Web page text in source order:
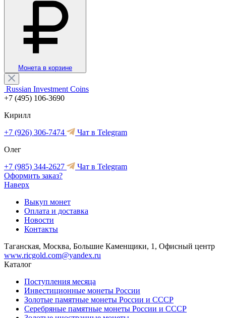
Монета в корзине
Russian Investment Coins
+7 (495) 106-3690
Кирилл
+7 (926) 306-7474
Чат в Telegram
Олег
+7 (985) 344-2627
Чат в Telegram
Оформить заказ?
Наверх
Выкуп монет
Оплата и доставка
Новости
Контакты
Таганская, Москва, Большие Каменщики, 1, Офисный центр
www.ricgold.com@yandex.ru
Каталог
Поступления месяца
Инвестиционные монеты России
Золотые памятные монеты России и СССР
Серебряные памятные монеты России и СССР